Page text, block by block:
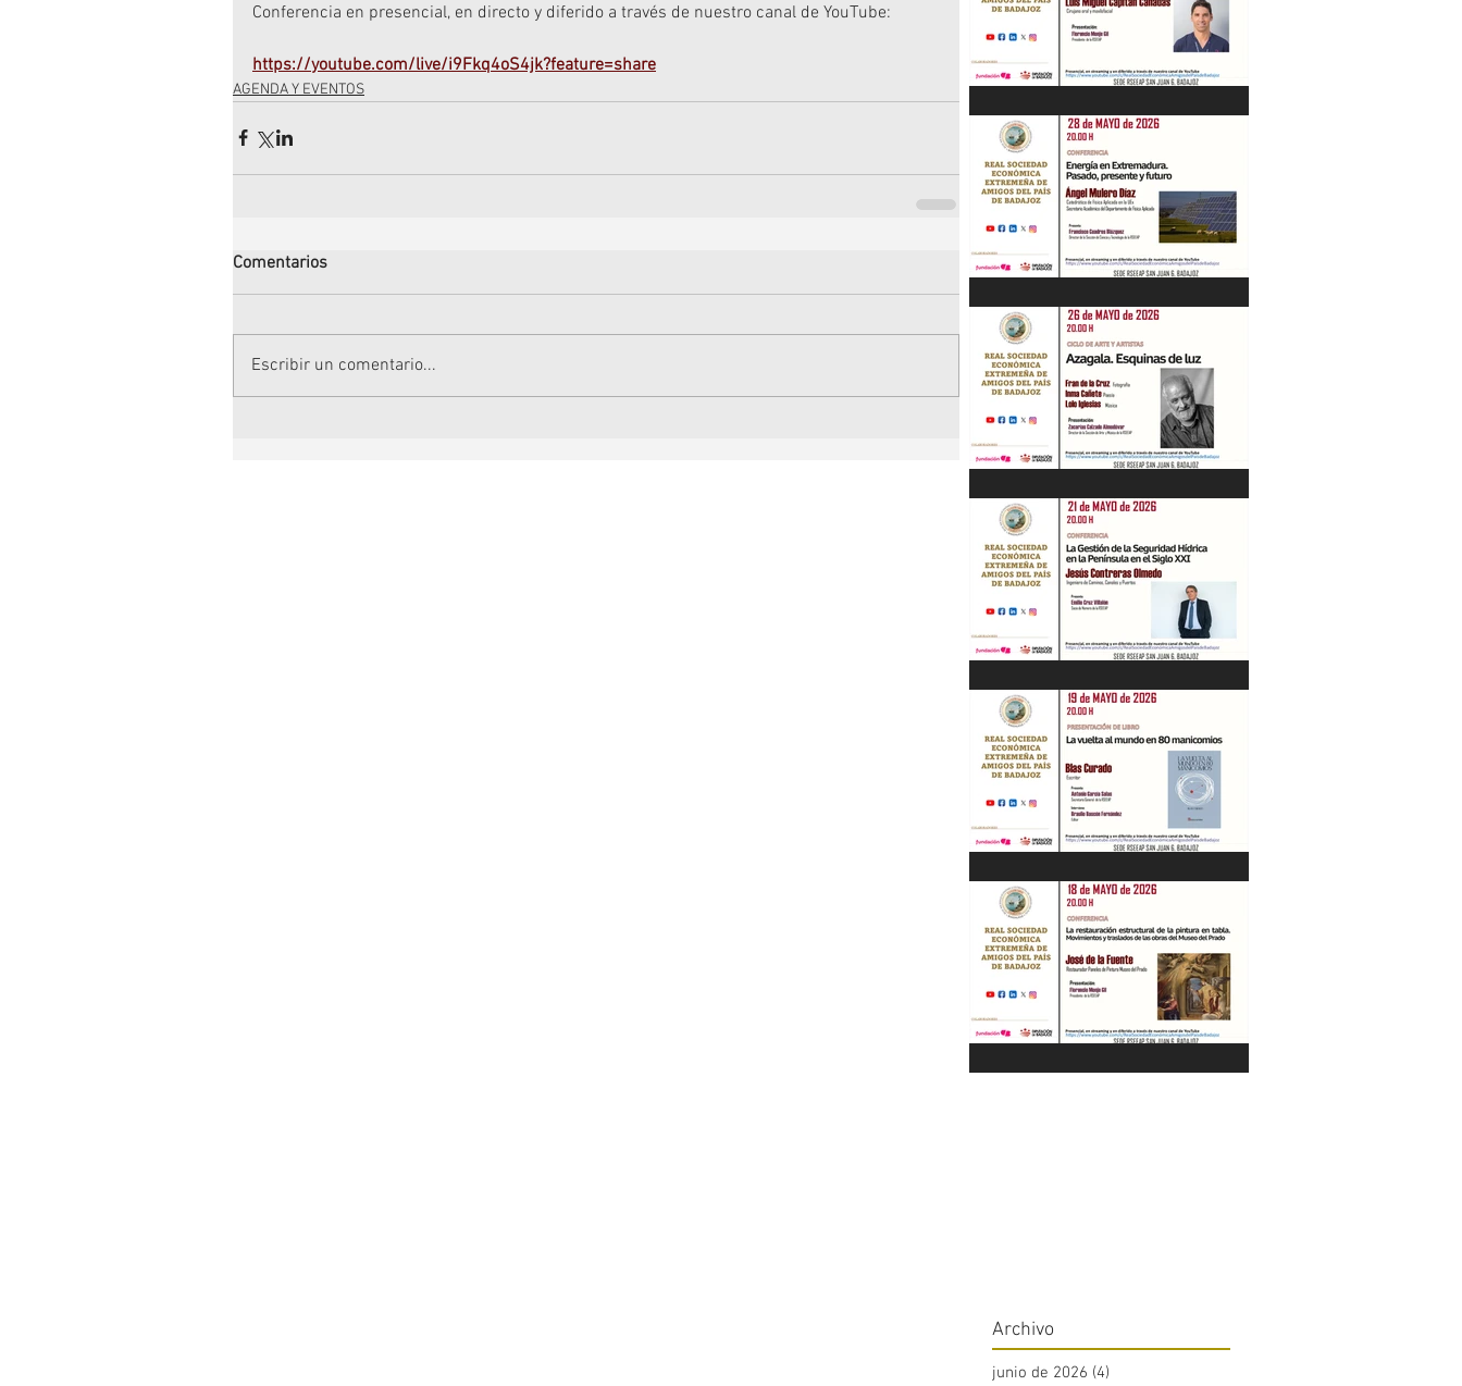
Conferencia en presencial, en directo y diferido a través de nuestro canal de YouTube:
https://youtube.com/live/i9Fkq4oS4jk?feature=share
AGENDA Y EVENTOS
Comentarios
Escribir un comentario...
"Cirugía facial en personas
transgénero: evolución histórica y..."
Luis M. Capitán. 02/06/26
“Energía en Extremadura. Pasado,
presente y futuro” Ángel Mulero Díaz.
28/05/26
"Azagala. Esquinas de luz" Ciclo de Arte
y Artistas. 26/05/26
"La Gestión de la Seguridad Hídrica en
la Península en el Siglo XXI" Jesús
Contreras Olmedo 21/05/26
"La vuelta al mundo en 80
manicomios" por Blas Curado.
19/05/26
Archivo
junio de 2026 (4)